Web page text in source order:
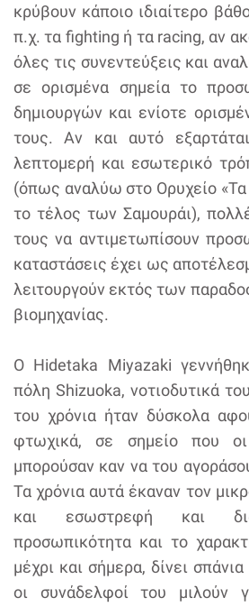
κρύβουν κάποιο ιδιαίτερο
π.χ. τα fighting ή τα racing, αν
όλες τις συνεντεύξεις και
σε ορισμένα σημεία το
δημιουργών και ενίοτε
τους. Αν και αυτό
λεπτομερή και εσωτερικό
(όπως αναλύω στο Ορυχείο «Τα
το τέλος των Σαμουράι),
τους να αντιμετωπίσουν
καταστάσεις έχει ως
λειτουργούν εκτός των
βιομηχανίας.
O Hidetaka Miyazaki
πόλη Shizuoka, νοτιοδυτικά
του χρόνια ήταν δύσκολα
φτωχικά, σε σημείο που
μπορούσαν καν να του
Τα χρόνια αυτά έκαναν τον
και εσωστρεφή και
προσωπικότητα και το
μέχρι και σήμερα, δίνει
οι συνάδελφοί του μιλούν